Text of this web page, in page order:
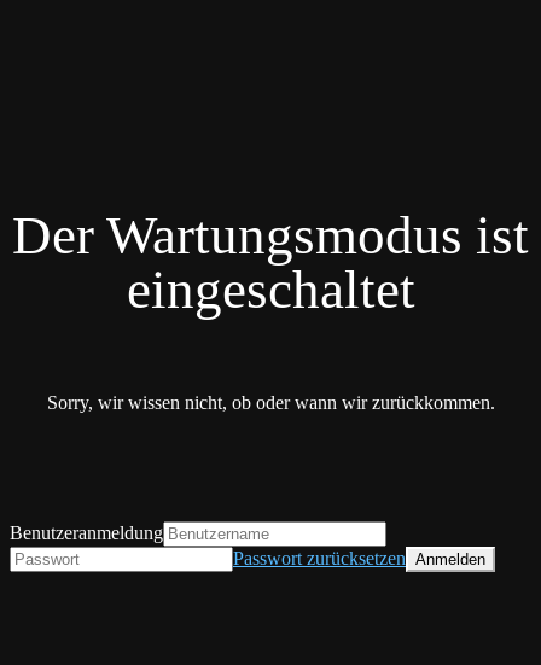
Der Wartungsmodus ist
eingeschaltet
Sorry, wir wissen nicht, ob oder wann wir zurückkommen.
Benutzeranmeldung
Passwort zurücksetzen